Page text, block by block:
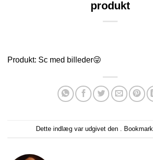
produkt
Produkt: Sc med billeder😜
Dette indlæg var udgivet den . Bookmark